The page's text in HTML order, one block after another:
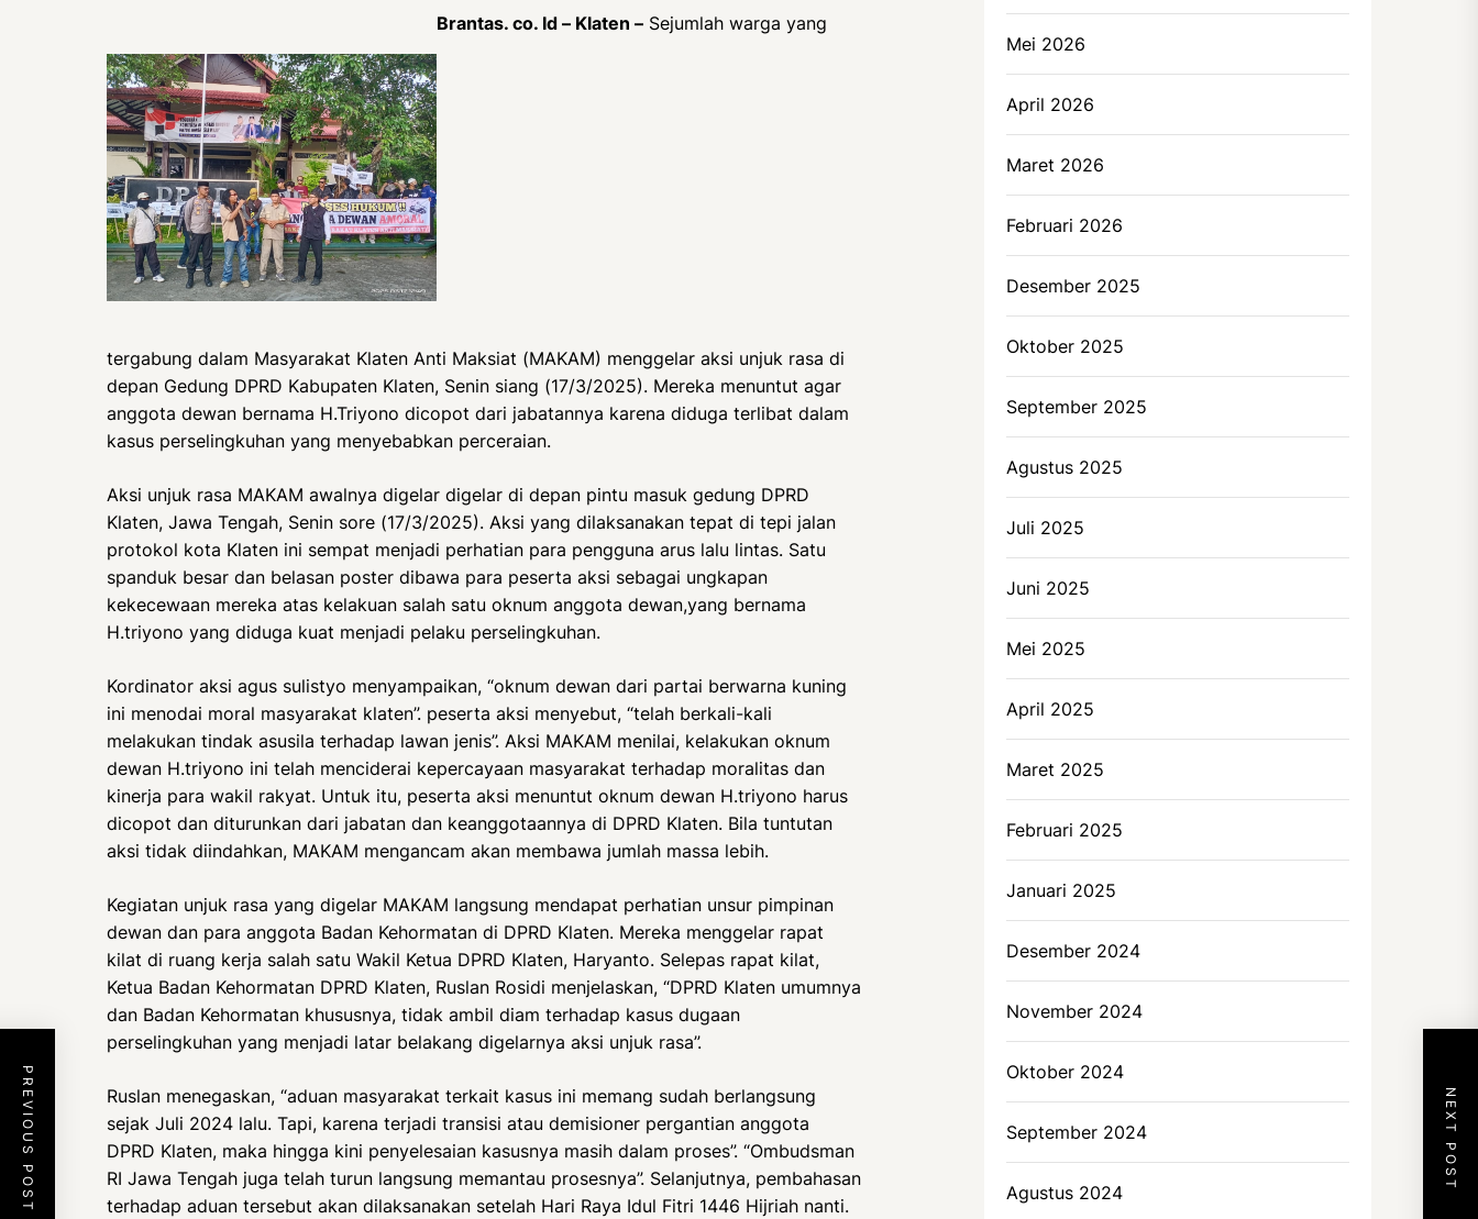
Brantas. co. Id – Klaten – Sejumlah warga yang
tergabung dalam Masyarakat Klaten Anti Maksiat (MAKAM) menggelar aksi unjuk rasa di
depan Gedung DPRD Kabupaten Klaten, Senin siang (17/3/2025). Mereka menuntut agar
anggota dewan bernama H.Triyono dicopot dari jabatannya karena diduga terlibat dalam
kasus perselingkuhan yang menyebabkan perceraian.
Aksi unjuk rasa MAKAM awalnya digelar digelar di depan pintu masuk gedung DPRD
Klaten, Jawa Tengah, Senin sore (17/3/2025). Aksi yang dilaksanakan tepat di tepi jalan
protokol kota Klaten ini sempat menjadi perhatian para pengguna arus lalu lintas. Satu
spanduk besar dan belasan poster dibawa para peserta aksi sebagai ungkapan
kekecewaan mereka atas kelakuan salah satu oknum anggota dewan,yang bernama
H.triyono yang diduga kuat menjadi pelaku perselingkuhan.
Kordinator aksi agus sulistyo menyampaikan, “oknum dewan dari partai berwarna kuning
ini menodai moral masyarakat klaten”. peserta aksi menyebut, “telah berkali-kali
melakukan tindak asusila terhadap lawan jenis”. Aksi MAKAM menilai, kelakukan oknum
dewan H.triyono ini telah menciderai kepercayaan masyarakat terhadap moralitas dan
kinerja para wakil rakyat. Untuk itu, peserta aksi menuntut oknum dewan H.triyono harus
dicopot dan diturunkan dari jabatan dan keanggotaannya di DPRD Klaten. Bila tuntutan
aksi tidak diindahkan, MAKAM mengancam akan membawa jumlah massa lebih.
Kegiatan unjuk rasa yang digelar MAKAM langsung mendapat perhatian unsur pimpinan
dewan dan para anggota Badan Kehormatan di DPRD Klaten. Mereka menggelar rapat
kilat di ruang kerja salah satu Wakil Ketua DPRD Klaten, Haryanto. Selepas rapat kilat,
Ketua Badan Kehormatan DPRD Klaten, Ruslan Rosidi menjelaskan, “DPRD Klaten umumnya
dan Badan Kehormatan khususnya, tidak ambil diam terhadap kasus dugaan
perselingkuhan yang menjadi latar belakang digelarnya aksi unjuk rasa”.
Ruslan menegaskan, “aduan masyarakat terkait kasus ini memang sudah berlangsung
sejak Juli 2024 lalu. Tapi, karena terjadi transisi atau demisioner pergantian anggota
DPRD Klaten, maka hingga kini penyelesaian kasusnya masih dalam proses”. “Ombudsman
RI Jawa Tengah juga telah turun langsung memantau prosesnya”. Selanjutnya, pembahasan
terhadap aduan tersebut akan dilaksanakan setelah Hari Raya Idul Fitri 1446 Hijriah nanti.
PREVIOUS POST NEXT POST
Mei 2026
April 2026
Maret 2026
Februari 2026
Desember 2025
Oktober 2025
September 2025
Agustus 2025
Juli 2025
Juni 2025
Mei 2025
April 2025
Maret 2025
Februari 2025
Januari 2025
Desember 2024
November 2024
Oktober 2024
September 2024
Agustus 2024